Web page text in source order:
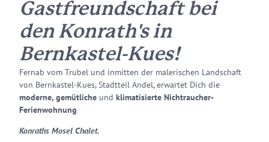
Gastfreundschaft bei
den Konrath's in
Bernkastel-Kues!
Fernab vom Trubel und inmitten der malerischen Landschaft
von Bernkastel-Kues, Stadtteil Andel, erwartet Dich die
moderne, gemütliche und klimatisierte Nichtraucher-
Ferienwohnung
Konraths Mosel Chalet.